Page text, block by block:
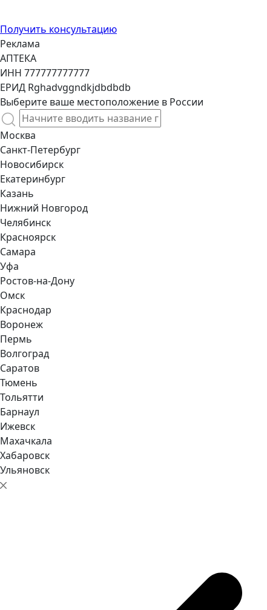
Получить консультацию
Выберите ваше местоположение в России
Москва
Санкт-Петербург
Новосибирск
Екатеринбург
Казань
Нижний Новгород
Челябинск
Красноярск
Самара
Уфа
Ростов-на-Дону
Омск
Краснодар
Воронеж
Пермь
Волгоград
Саратов
Тюмень
Тольятти
Барнаул
Ижевск
Махачкала
Хабаровск
Ульяновск